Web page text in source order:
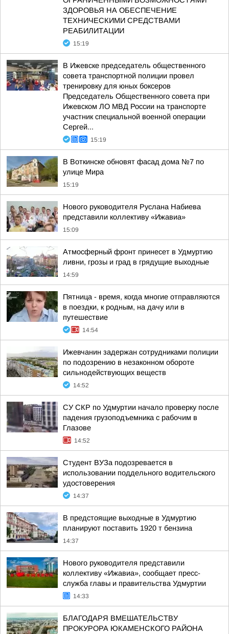
ЗДОРОВЬЯ НА ОБЕСПЕЧЕНИЕ
ТЕХНИЧЕСКИМИ СРЕДСТВАМИ
РЕАБИЛИТАЦИИ
15:19
В Ижевске председатель общественного
совета транспортной полиции провел
тренировку для юных боксеров
Председатель Общественного совета при
Ижевском ЛО МВД России на транспорте
участник специальной военной операции
Сергей...
15:19
В Воткинске обновят фасад дома №7 по
улице Мира
15:19
Нового руководителя Руслана Набиева
представили коллективу «Ижавиа»
15:09
Атмосферный фронт принесет в Удмуртию
ливни, грозы и град в грядущие выходные
14:59
Пятница - время, когда многие отправляются
в поездки, к родным, на дачу или в
путешествие
14:54
Ижевчанин задержан сотрудниками полиции
по подозрению в незаконном обороте
сильнодействующих веществ
14:52
СУ СКР по Удмуртии начало проверку после
падения грузоподъемника с рабочим в
Глазове
14:52
Студент ВУЗа подозревается в
использовании поддельного водительского
удостоверения
14:37
В предстоящие выходные в Удмуртию
планируют поставить 1920 т бензина
14:37
Нового руководителя представили
коллективу «Ижавиа», сообщает пресс-
служба главы и правительства Удмуртии
14:33
БЛАГОДАРЯ ВМЕШАТЕЛЬСТВУ
ПРОКУРОРА ЮКАМЕНСКОГО РАЙОНА